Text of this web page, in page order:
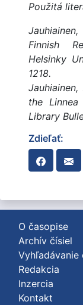
Použitá
Finnish
Helsinky
1218.
the
Library
Zdieľať:
O časopise
Archív čísiel
Vyhľadávanie
Redakcia
Inzercia
Kontakt